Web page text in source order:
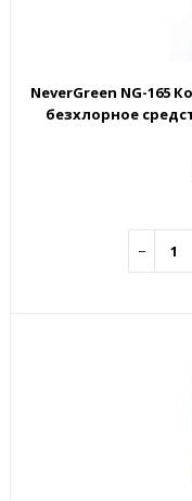
NeverGreen NG-165
безхлорное
−